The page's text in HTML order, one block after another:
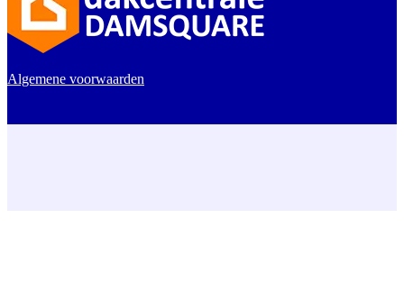
Algemene voorwaarden